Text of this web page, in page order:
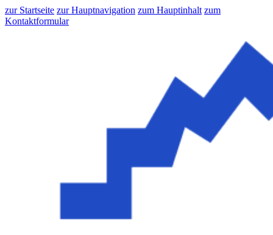
zur Startseite zur Hauptnavigation zum Hauptinhalt zum
Kontaktformular